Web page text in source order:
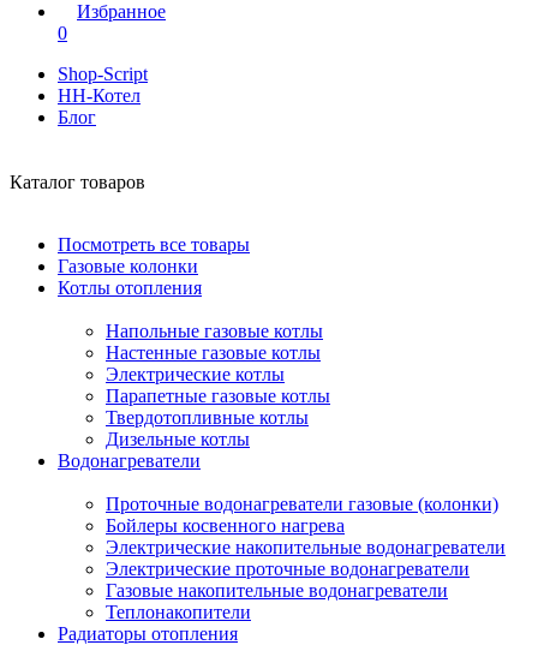
Избранное
0
Shop-Script
НН-Котел
Блог
Каталог товаров
Посмотреть все товары
Газовые колонки
Котлы отопления
Напольные газовые котлы
Настенные газовые котлы
Электрические котлы
Парапетные газовые котлы
Твердотопливные котлы
Дизельные котлы
Водонагреватели
Проточные водонагреватели газовые (колонки)
Бойлеры косвенного нагрева
Электрические накопительные водонагреватели
Электрические проточные водонагреватели
Газовые накопительные водонагреватели
Теплонакопители
Радиаторы отопления